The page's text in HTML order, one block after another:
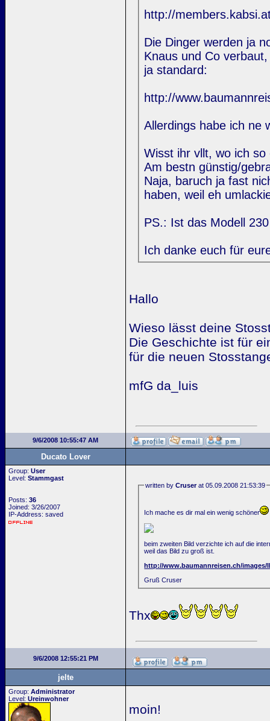
http://
Die Dinger werden ja
Knaus und Co
ja standard:
http://
Allerdings habe ich ne
Wisst ihr vllt, wo ich
Am bestn günstig/
Naja, baruch ja fast
haben, weil eh
PS.: Ist das Modell
Ich danke euch für
Hallo
Wieso lässt deine
Die Geschichte ist für
für die neuen
mfG da_luis
9/6/2008 10:55:47 AM
Ducato Lover
Group: User
Level: Stammgast
Posts: 36
Joined: 3/26/2007
IP-Address: saved
written byCruserat 05.09.2008 21:53:39
Ich mache es dir mal ein wenig schöner
beim zweiten Bild verzichte ich auf die
weil das Bild zu groß ist.
http://www.baumannreisen.ch/images/
Gruß Cruser
Thx
9/6/2008 12:55:21 PM
jelte
Group: Administrator
Level: Ureinwohner
moin!